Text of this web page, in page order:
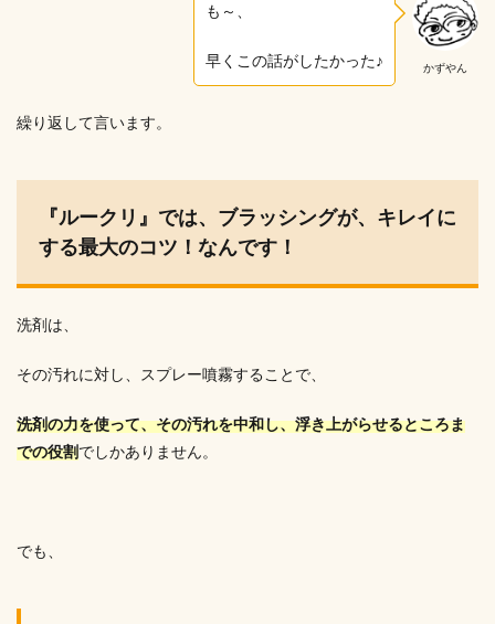
かずやん
も～、
早くこの話がしたかった♪
繰り返して言います。
『ルークリ』では、ブラッシングが、キレイに
する最大のコツ！なんです！
洗剤は、
その汚れに対し、スプレー噴霧することで、
洗剤の力を使って、その汚れを中和し、浮き上がらせるところま
での役割でしかありません。
でも、